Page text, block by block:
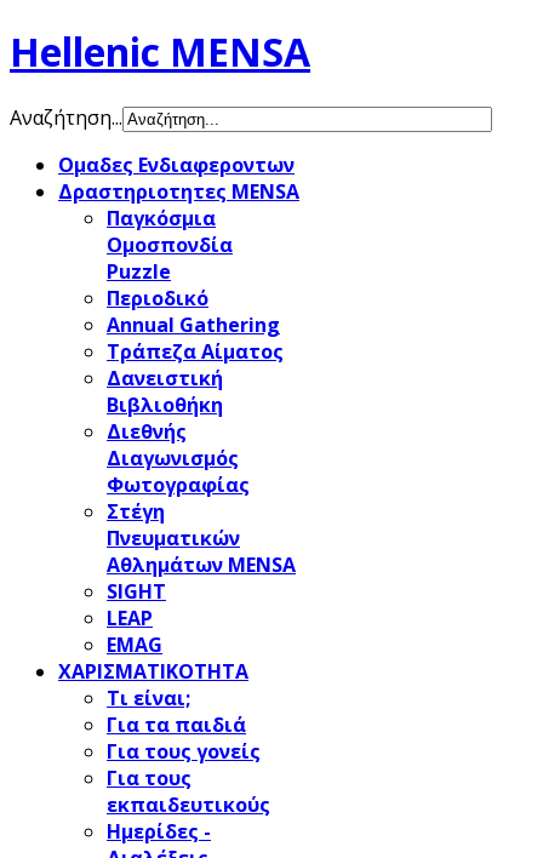
Hellenic MENSA
Αναζήτηση...
Ομαδες Ενδιαφεροντων
Δραστηριοτητες MENSA
Παγκόσμια
Ομοσπονδία
Puzzle
Περιοδικό
Annual Gathering
Τράπεζα Αίματος
Δανειστική
Βιβλιοθήκη
Διεθνής
Διαγωνισμός
Φωτογραφίας
Στέγη
Πνευματικών
Αθλημάτων MENSA
SIGHT
LEAP
EMAG
ΧΑΡΙΣΜΑΤΙΚΟΤΗΤΑ
Τι είναι;
Για τα παιδιά
Για τους γονείς
Για τους
εκπαιδευτικούς
Ημερίδες -